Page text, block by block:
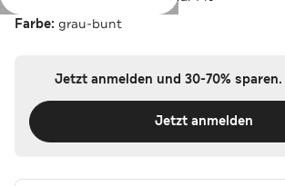
Farbe: grau-bunt
Jetzt anmelden und 30-70% sparen.
Jetzt anmelden